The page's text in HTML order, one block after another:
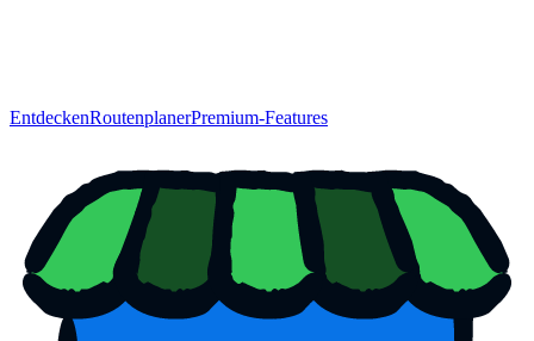
EntdeckenRoutenplanerPremium-Features